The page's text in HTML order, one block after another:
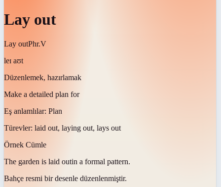
Lay out
Lay outPhr.V
leɪ aʊt
Düzenlemek, hazırlamak
Make a detailed plan for
Eş anlamlılar: Plan
Türevler: laid out, laying out, lays out
Örnek Cümle
The garden is laid outin a formal pattern.
Bahçe resmi bir desenle düzenlenmiştir.